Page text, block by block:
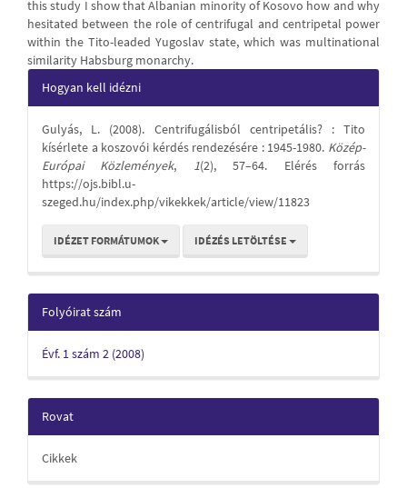
this study I show that Albanian minority of Kosovo how and why
hesitated between the role of centrifugal and centripetal power
within the Tito-leaded Yugoslav state, which was multinational
similarity Habsburg monarchy.
Article
Details
Hogyan kell idézni
Gulyás, L. (2008). Centrifugálisból centripetális? : Tito
kísérlete a koszovói kérdés rendezésére : 1945-1980. Közép-
Európai Közlemények, 1(2), 57–64. Elérés forrás
https://ojs.bibl.u-
szeged.hu/index.php/vikekkek/article/view/11823
IDÉZET FORMÁTUMOK IDÉZÉS LETÖLTÉSE
Folyóirat szám
Évf. 1 szám 2 (2008)
Rovat
Cikkek